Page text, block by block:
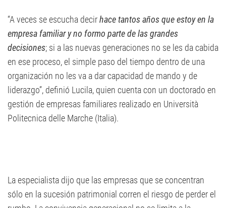
“A veces se escucha decirhace tantos años que estoy en la
empresa familiar y no formo parte de las grandes
decisiones; si a las nuevas generaciones no se les da cabida
en ese proceso, el simple paso del tiempo dentro de una
organización no les va a dar capacidad de mando y de
liderazgo”, definió Lucila, quien cuenta con un doctorado en
gestión de empresas familiares realizado en Università
Politecnica delle Marche (Italia).
La especialista dijo que las empresas que se concentran
sólo en la sucesión patrimonial corren el riesgo de perder el